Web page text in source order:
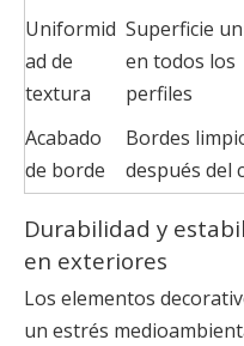
Uniformid
ad de
textura
Superficie
en todos los
perfiles
Acabado
de borde
Bordes
después del
Durabilidad y
en exteriores
Los elementos
un estrés